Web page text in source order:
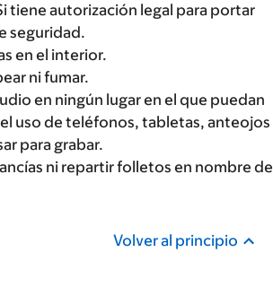
tiene autorización legal para portar
seguridad.
en el interior.
ni fumar.
en ningún lugar en el que puedan
uso de teléfonos, tabletas, anteojos
para grabar.
ni repartir folletos en nombre de
Volver al principio